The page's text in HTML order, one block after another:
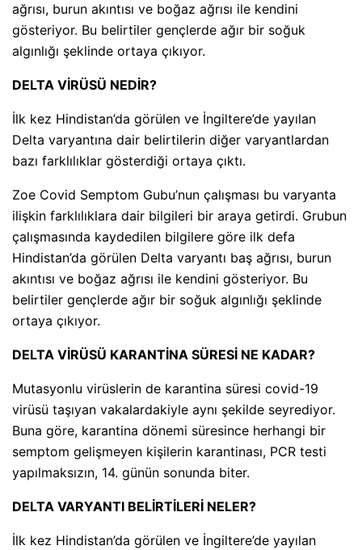
ağrısı, burun akıntısı ve boğaz ağrısı ile kendini
gösteriyor. Bu belirtiler gençlerde ağır bir soğuk
algınlığı şeklinde ortaya çıkıyor.
DELTA VİRÜSÜ NEDİR?
İlk kez Hindistan’da görülen ve İngiltere’de yayılan
Delta varyantına dair belirtilerin diğer varyantlardan
bazı farklılıklar gösterdiği ortaya çıktı.
Zoe Covid Semptom Gubu’nun çalışması bu varyanta
ilişkin farklılıklara dair bilgileri bir araya getirdi. Grubun
çalışmasında kaydedilen bilgilere göre ilk defa
Hindistan’da görülen Delta varyantı baş ağrısı, burun
akıntısı ve boğaz ağrısı ile kendini gösteriyor. Bu
belirtiler gençlerde ağır bir soğuk algınlığı şeklinde
ortaya çıkıyor.
DELTA VİRÜSÜ KARANTİNA SÜRESİ NE KADAR?
Mutasyonlu virüslerin de karantina süresi covid-19
virüsü taşıyan vakalardakiyle aynı şekilde seyrediyor.
Buna göre, karantina dönemi süresince herhangi bir
semptom gelişmeyen kişilerin karantinası, PCR testi
yapılmaksızın, 14. günün sonunda biter.
DELTA VARYANTI BELİRTİLERİ NELER?
İlk kez Hindistan’da görülen ve İngiltere’de yayılan